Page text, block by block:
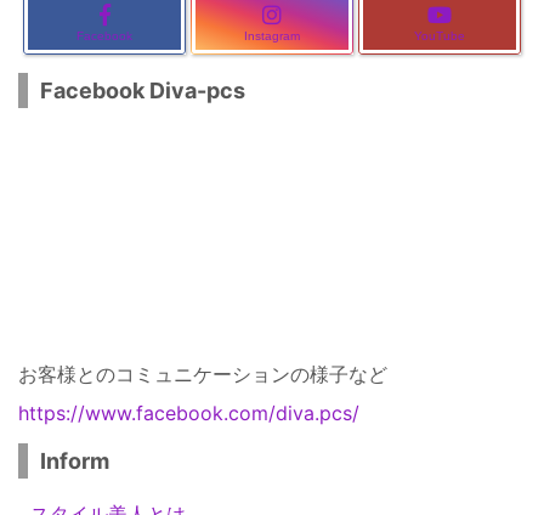
Facebook Instagram YouTube
Facebook Diva-pcs
お客様とのコミュニケーションの様子など
https://www.facebook.com/diva.pcs/
Inform